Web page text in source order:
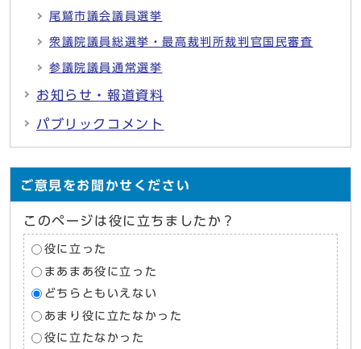
尾鷲市議会議員選挙
衆議院議員総選挙・最高裁判所裁判官国民審査
参議院議員通常選挙
お知らせ・報道資料
パブリックコメント
ご意見をお聞かせください
このページは役に立ちましたか？
役に立った
まあまあ役に立った
どちらともいえない
あまり役に立たなかった
役に立たなかった